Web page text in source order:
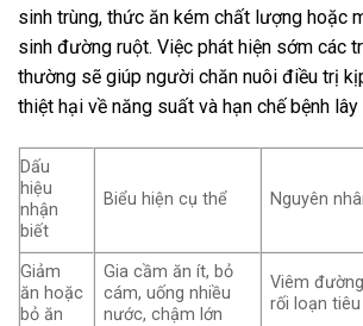
sinh trùng, thức ăn kém chất lượng hoặc
sinh đường ruột. Việc phát hiện sớm các
thường sẽ giúp người chăn nuôi điều trị
thiệt hại về năng suất và hạn chế bệnh
Dấu
hiệu
nhận
biết
Biểu hiện cụ thể Nguyên
Giảm
ăn hoặc
bỏ ăn
Gia cầm ăn ít, bỏ
cám, uống nhiều
nước, chậm lớn
Viêm
rối loạn